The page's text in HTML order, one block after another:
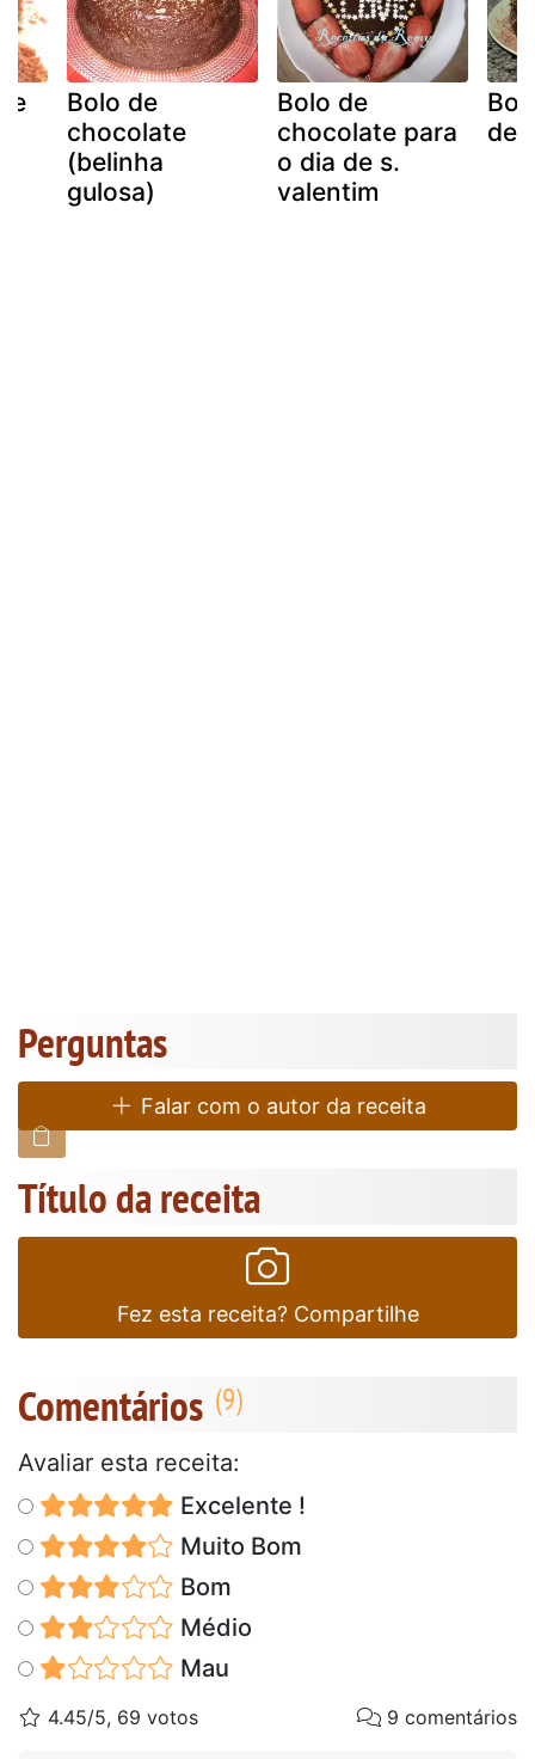
Bolo de
chocolate
(belinha
gulosa)
Bolo de
chocolate para
o dia de s.
valentim
de
Perguntas
Falar com o autor da receita
Título da receita
Fez esta receita? Compartilhe
Comentários
Avaliar esta receita:
Excelente !
Muito Bom
Bom
Médio
Mau
4.45/5, 69 votos 9 comentários